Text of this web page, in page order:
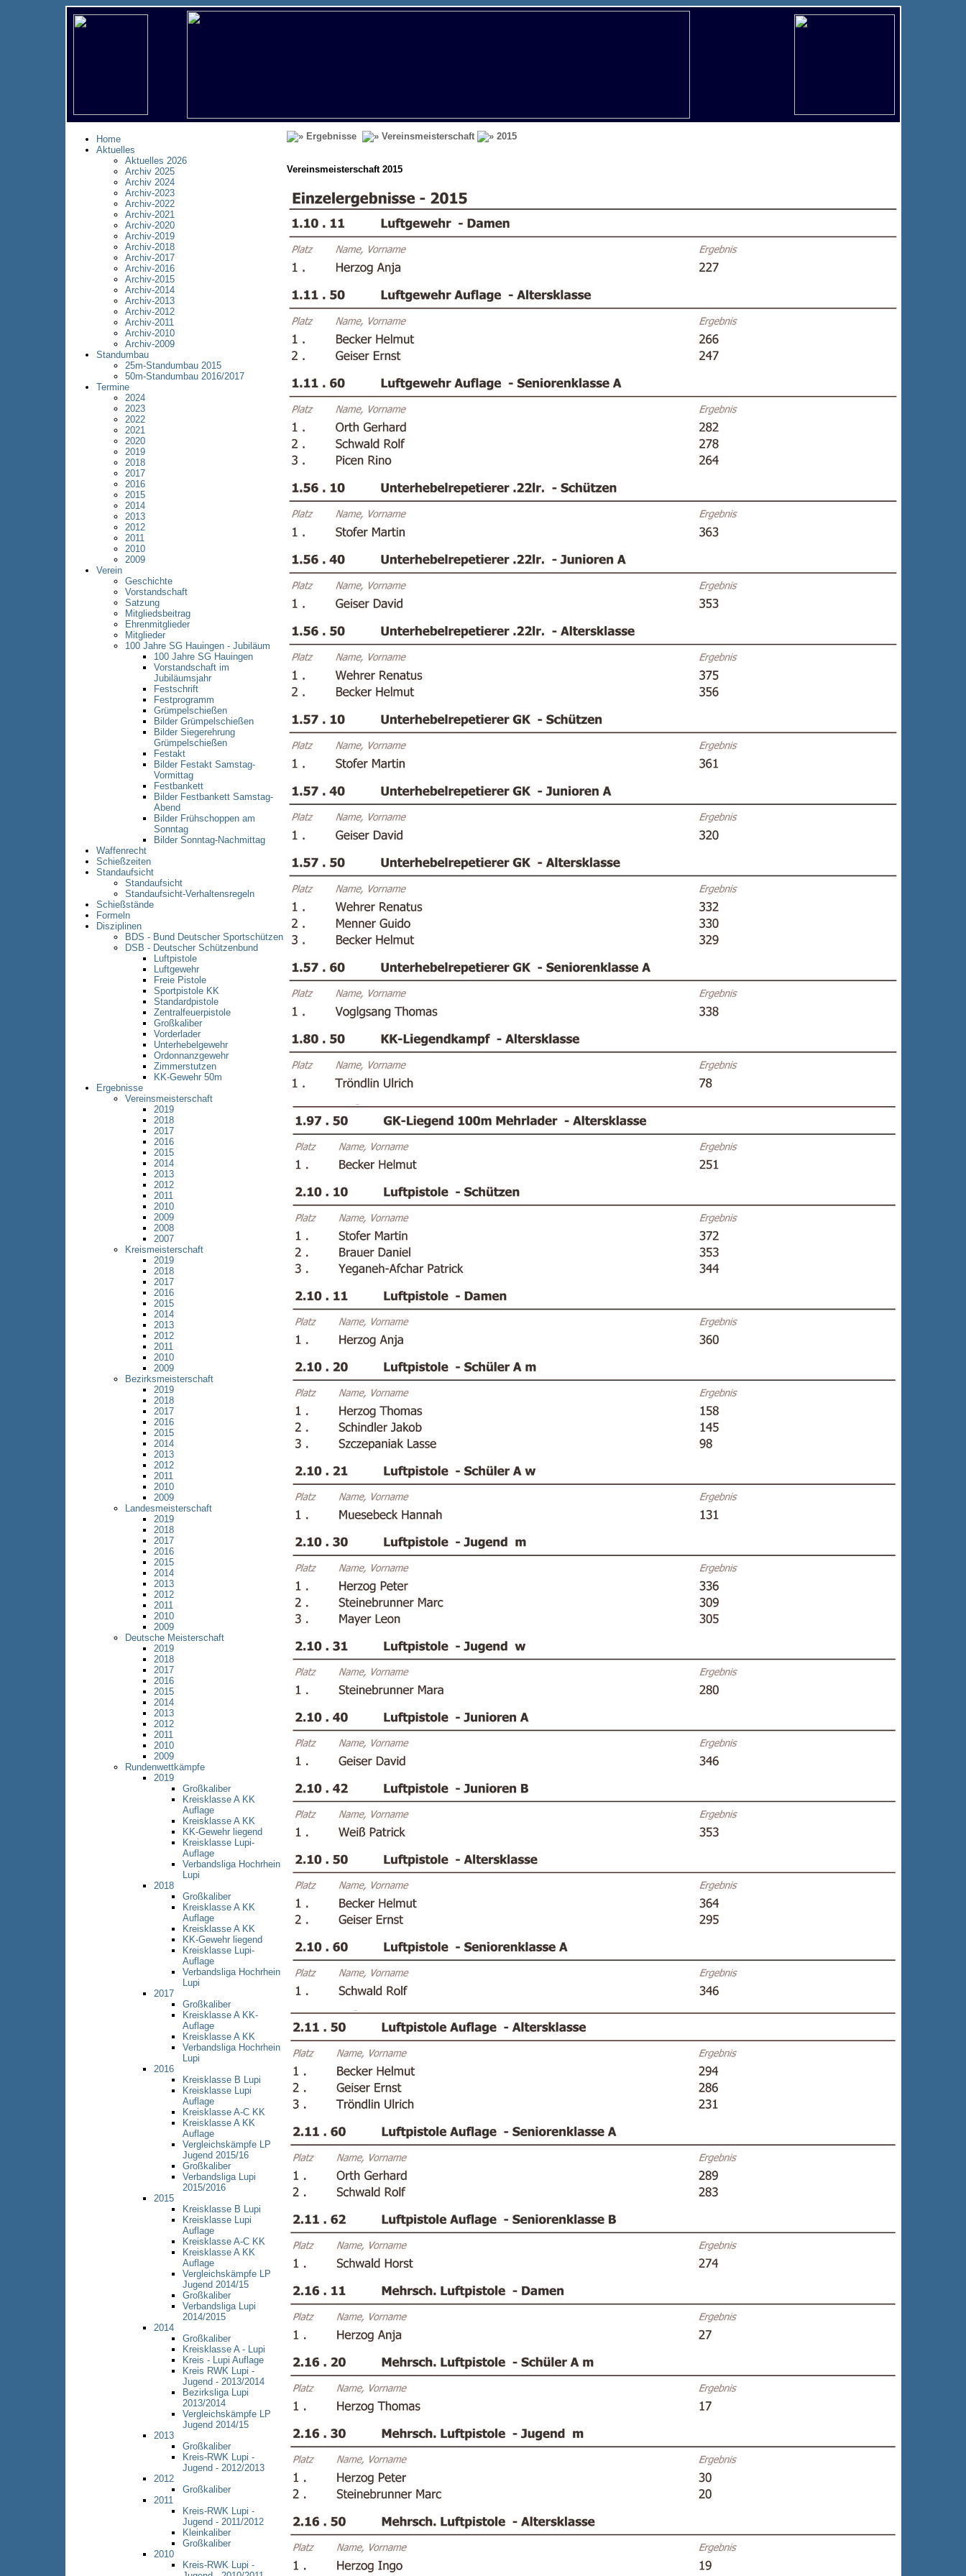
Home
Aktuelles
Aktuelles 2026
Archiv 2025
Archiv 2024
Archiv-2023
Archiv-2022
Archiv-2021
Archiv-2020
Archiv-2019
Archiv-2018
Archiv-2017
Archiv-2016
Archiv-2015
Archiv-2014
Archiv-2013
Archiv-2012
Archiv-2011
Archiv-2010
Archiv-2009
Standumbau
25m-Standumbau 2015
50m-Standumbau 2016/2017
Termine
2024
2023
2022
2021
2020
2019
2018
2017
2016
2015
2014
2013
2012
2011
2010
2009
Verein
Geschichte
Vorstandschaft
Satzung
Mitgliedsbeitrag
Ehrenmitglieder
Mitglieder
100 Jahre SG Hauingen - Jubiläum
100 Jahre SG Hauingen
Vorstandschaft im
Jubiläumsjahr
Festschrift
Festprogramm
Grümpelschießen
Bilder Grümpelschießen
Bilder Siegerehrung
Grümpelschießen
Festakt
Bilder Festakt Samstag-
Vormittag
Festbankett
Bilder Festbankett Samstag-
Abend
Bilder Frühschoppen am
Sonntag
Bilder Sonntag-Nachmittag
Waffenrecht
Schießzeiten
Standaufsicht
Standaufsicht
Standaufsicht-Verhaltensregeln
Schießstände
Formeln
Disziplinen
BDS - Bund Deutscher Sportschützen
DSB - Deutscher Schützenbund
Luftpistole
Luftgewehr
Freie Pistole
Sportpistole KK
Standardpistole
Zentralfeuerpistole
Großkaliber
Vorderlader
Unterhebelgewehr
Ordonnanzgewehr
Zimmerstutzen
KK-Gewehr 50m
Ergebnisse
Vereinsmeisterschaft
2019
2018
2017
2016
2015
2014
2013
2012
2011
2010
2009
2008
2007
Kreismeisterschaft
2019
2018
2017
2016
2015
2014
2013
2012
2011
2010
2009
Bezirksmeisterschaft
2019
2018
2017
2016
2015
2014
2013
2012
2011
2010
2009
Landesmeisterschaft
2019
2018
2017
2016
2015
2014
2013
2012
2011
2010
2009
Deutsche Meisterschaft
2019
2018
2017
2016
2015
2014
2013
2012
2011
2010
2009
Rundenwettkämpfe
2019
Großkaliber
Kreisklasse A KK
Auflage
Kreisklasse A KK
KK-Gewehr liegend
Kreisklasse Lupi-
Auflage
Verbandsliga Hochrhein
Lupi
2018
Großkaliber
Kreisklasse A KK
Auflage
Kreisklasse A KK
KK-Gewehr liegend
Kreisklasse Lupi-
Auflage
Verbandsliga Hochrhein
Lupi
2017
Großkaliber
Kreisklasse A KK-
Auflage
Kreisklasse A KK
Verbandsliga Hochrhein
Lupi
2016
Kreisklasse B Lupi
Kreisklasse Lupi
Auflage
Kreisklasse A-C KK
Kreisklasse A KK
Auflage
Vergleichskämpfe LP
Jugend 2015/16
Großkaliber
Verbandsliga Lupi
2015/2016
2015
Kreisklasse B Lupi
Kreisklasse Lupi
Auflage
Kreisklasse A-C KK
Kreisklasse A KK
Auflage
Vergleichskämpfe LP
Jugend 2014/15
Großkaliber
Verbandsliga Lupi
2014/2015
2014
Großkaliber
Kreisklasse A - Lupi
Kreis - Lupi Auflage
Kreis RWK Lupi -
Jugend - 2013/2014
Bezirksliga Lupi
2013/2014
Vergleichskämpfe LP
Jugend 2014/15
2013
Großkaliber
Kreis-RWK Lupi -
Jugend - 2012/2013
2012
Großkaliber
2011
Kreis-RWK Lupi -
Jugend - 2011/2012
Kleinkaliber
Großkaliber
2010
Kreis-RWK Lupi -
Ergebnisse Vereinsmeisterschaft 2015
Vereinsmeisterschaft 2015